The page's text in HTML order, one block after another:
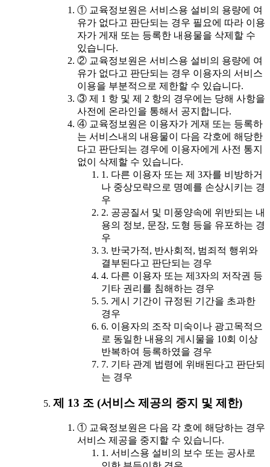
① 교육정보원은 서비스용 설비의 용량에 여
유가 없다고 판단되는 경우 필요에 따라 이용
자가 게재 또는 등록한 내용물을 삭제할 수
있습니다.
② 교육정보원은 서비스용 설비의 용량에 여
유가 없다고 판단되는 경우 이용자의 서비스
이용을 부분적으로 제한할 수 있습니다.
③ 제 1 항 및 제 2 항의 경우에는 당해 사항을
사전에 온라인을 통해서 공지합니다.
④ 교육정보원은 이용자가 게재 또는 등록하
는 서비스내의 내용물이 다음 각호에 해당한
다고 판단되는 경우에 이용자에게 사전 통지
없이 삭제할 수 있습니다.
1. 다른 이용자 또는 제 3자를 비방하거
나 중상모략으로 명예를 손상시키는 경
우
2. 공공질서 및 미풍양속에 위반되는 내
용의 정보, 문장, 도형 등을 유포하는 경
우
3. 반국가적, 반사회적, 범죄적 행위와
결부된다고 판단되는 경우
4. 다른 이용자 또는 제3자의 저작권 등
기타 권리를 침해하는 경우
5. 게시 기간이 규정된 기간을 초과한
경우
6. 이용자의 조작 미숙이나 광고목적으
로 동일한 내용의 게시물을 10회 이상
반복하여 등록하였을 경우
7. 기타 관계 법령에 위배된다고 판단되
는 경우
제 13 조 (서비스 제공의 중지 및 제한)
① 교육정보원은 다음 각 호에 해당하는 경우
서비스 제공을 중지할 수 있습니다.
1. 서비스용 설비의 보수 또는 공사로